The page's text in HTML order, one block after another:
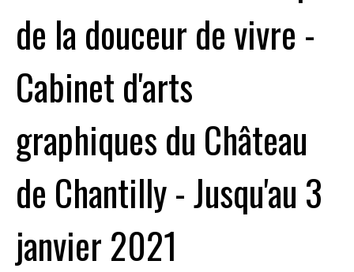
de la douceur de vivre -
Cabinet d'arts
graphiques du Château
de Chantilly - Jusqu'au 3
janvier 2021